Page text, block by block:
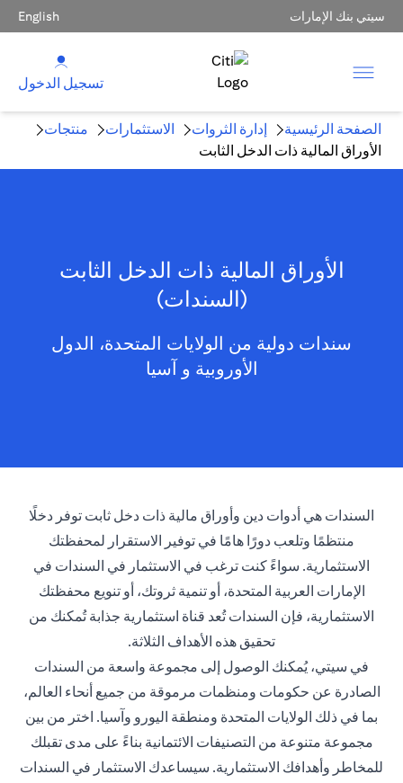
سيتي بنك الإمارات English
تسجيل الدخول
الصفحة الرئيسية إدارة الثروات الاستثمارات
منتجات
الأوراق المالية ذات الدخل الثابت
الأوراق المالية ذات الدخل الثابت
(السندات)
سندات دولية من الولايات المتحدة، الدول
الأوروبية و آسيا
السندات هي أدوات دين وأوراق مالية ذات دخل ثابت توفر دخلًا
منتظمًا وتلعب دورًا هامًا في توفير الاستقرار لمحفظتك
الاستثمارية. سواءً كنت ترغب في الاستثمار في السندات في
الإمارات العربية المتحدة، أو تنمية ثروتك، أو تنويع محفظتك
الاستثمارية، فإن السندات تُعد قناة استثمارية جذابة تُمكنك من
تحقيق هذه الأهداف الثلاثة.
في سيتي، يُمكنك الوصول إلى مجموعة واسعة من السندات
الصادرة عن حكومات ومنظمات مرموقة من جميع أنحاء العالم،
بما في ذلك الولايات المتحدة ومنطقة اليورو وآسيا. اختر من بين
مجموعة متنوعة من التصنيفات الائتمانية بناءً على مدى تقبلك
للمخاطر وأهدافك الاستثمارية. سيساعدك الاستثمار في السندات